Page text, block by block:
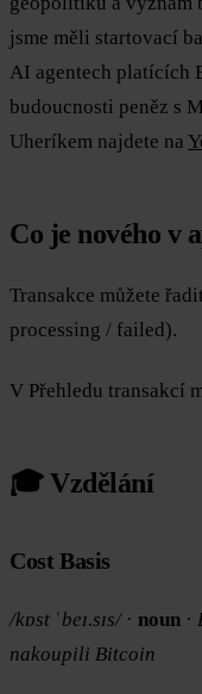
jsme měli startovací
AI agentech platících
budoucnosti peněz s
Uheríkem najdete na
Co je nového v
Transakce můžete
processing / failed).
V Přehledu transakcí
🎓 Vzdělání
Cost Basis
/kɒst ˈbeɪ.sɪs/· noun ·
nakoupili Bitcoin